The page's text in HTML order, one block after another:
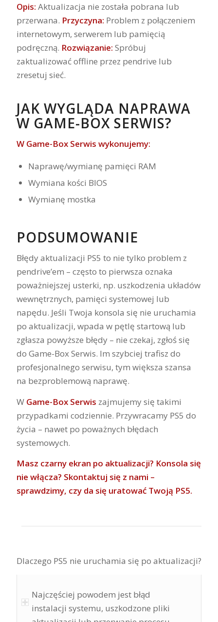
Opis: Aktualizacja nie została pobrana lub
przerwana. Przyczyna: Problem z połączeniem
internetowym, serwerem lub pamięcią
podręczną. Rozwiązanie: Spróbuj
zaktualizować offline przez pendrive lub
zresetuj sieć.
JAK WYGLĄDA NAPRAWA
W GAME-BOX SERWIS?
W Game-Box Serwis wykonujemy:
Naprawę/wymianę pamięci RAM
Wymiana kości BIOS
Wymianę mostka
PODSUMOWANIE
Błędy aktualizacji PS5 to nie tylko problem z
pendrive’em – często to pierwsza oznaka
poważniejszej usterki, np. uszkodzenia układów
wewnętrznych, pamięci systemowej lub
napędu. Jeśli Twoja konsola się nie uruchamia
po aktualizacji, wpada w pętlę startową lub
zgłasza powyższe błędy – nie czekaj, zgłoś się
do Game-Box Serwis. Im szybciej trafisz do
profesjonalnego serwisu, tym większa szansa
na bezproblemową naprawę.
W Game-Box Serwis zajmujemy się takimi
przypadkami codziennie. Przywracamy PS5 do
życia – nawet po poważnych błędach
systemowych.
Masz czarny ekran po aktualizacji? Konsola się
nie włącza? Skontaktuj się z nami –
sprawdzimy, czy da się uratować Twoją PS5.
Dlaczego PS5 nie uruchamia się po aktualizacji?
Najczęściej powodem jest błąd
instalacji systemu, uszkodzone pliki